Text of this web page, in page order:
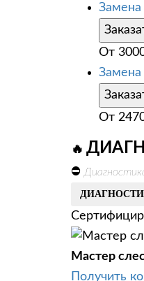
Замена
От
Замена
От
🔥
⛔
Мастер
Получить